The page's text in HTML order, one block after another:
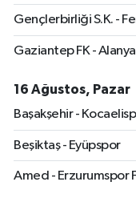
Gençlerbirliği S.K. -
Gaziantep FK -
16 Ağustos, Pazar
Başakşehir -
Beşiktaş - Eyüpspor
Amed - Erzurumspor